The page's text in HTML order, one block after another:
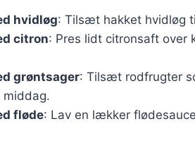
hvidløg: Tilsæt hakket hvidløg
citron: Pres lidt citronsaft over
grøntsager: Tilsæt rodfrugter
middag.
fløde: Lav en lækker